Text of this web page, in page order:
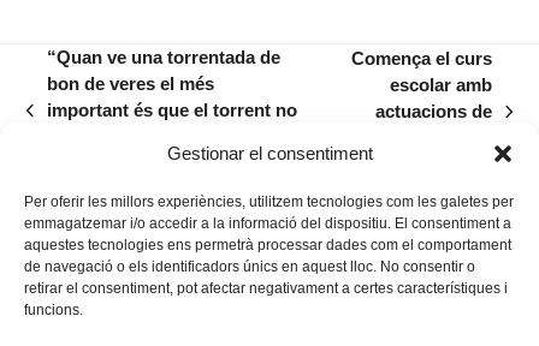
Gestionar el consentiment
Per oferir les millors experiències, utilitzem tecnologies com les galetes per
emmagatzemar i/o accedir a la informació del dispositiu. El consentiment a
aquestes tecnologies ens permetrà processar dades com el comportament
de navegació o els identificadors únics en aquest lloc. No consentir o
retirar el consentiment, pot afectar negativament a certes característiques i
funcions.
previous
“Quan ve una torrentada de
bon de veres el més
important és que el torrent no
post:
Comença el curs
escolar amb
actuacions de
escoles municipals